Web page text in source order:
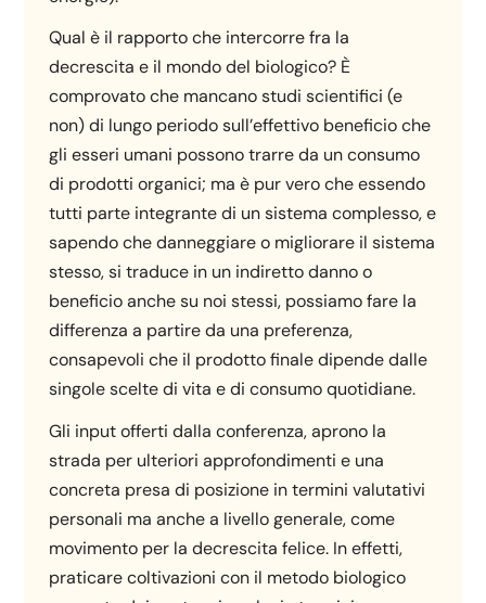
Qual è il rapporto che intercorre fra la
decrescita e il mondo del biologico? È
comprovato che mancano studi scientifici (e
non) di lungo periodo sull’effettivo beneficio che
gli esseri umani possono trarre da un consumo
di prodotti organici; ma è pur vero che essendo
tutti parte integrante di un sistema complesso, e
sapendo che danneggiare o migliorare il sistema
stesso, si traduce in un indiretto danno o
beneficio anche su noi stessi, possiamo fare la
differenza a partire da una preferenza,
consapevoli che il prodotto finale dipende dalle
singole scelte di vita e di consumo quotidiane.
Gli input offerti dalla conferenza, aprono la
strada per ulteriori approfondimenti e una
concreta presa di posizione in termini valutativi
personali ma anche a livello generale, come
movimento per la decrescita felice. In effetti,
praticare coltivazioni con il metodo biologico